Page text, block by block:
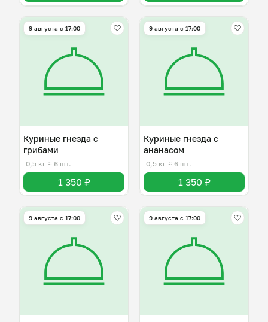
9 августа с 17:00
Куриные гнезда с
грибами
0,5 кг ≈ 6 шт.
1 350 ₽
9 августа с 17:00
Куриные гнезда с
ананасом
0,5 кг ≈ 6 шт.
1 350 ₽
9 августа с 17:00 9 августа с 17:00